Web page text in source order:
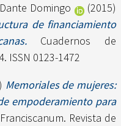
Domingo
(2015)
de financiamiento
Cuadernos de
ISSN 0123-1472
Memoriales de mujeres:
empoderamiento para
Franciscanum. Revista de